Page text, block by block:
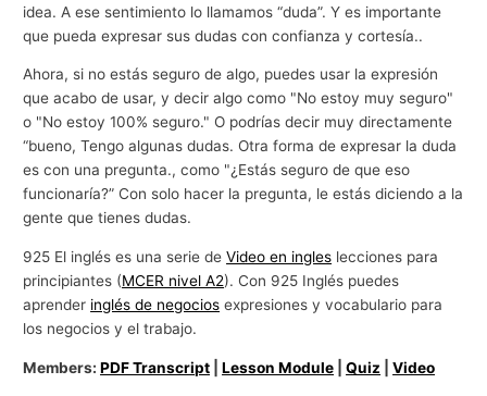
idea. A ese sentimiento lo llamamos “duda”. Y es importante
que pueda expresar sus dudas con confianza y cortesía..
Ahora, si no estás seguro de algo, puedes usar la expresión
que acabo de usar, y decir algo como "No estoy muy seguro"
o "No estoy 100% seguro." O podrías decir muy directamente
“bueno, Tengo algunas dudas. Otra forma de expresar la duda
es con una pregunta., como "¿Estás seguro de que eso
funcionaría?” Con solo hacer la pregunta, le estás diciendo a la
gente que tienes dudas.
925 El inglés es una serie deVideo en ingles lecciones para
principiantes (MCER nivel A2). Con 925 Inglés puedes
aprender inglés de negocios expresiones y vocabulario para
los negocios y el trabajo.
Members:PDF Transcript |Lesson Module |Quiz |Video